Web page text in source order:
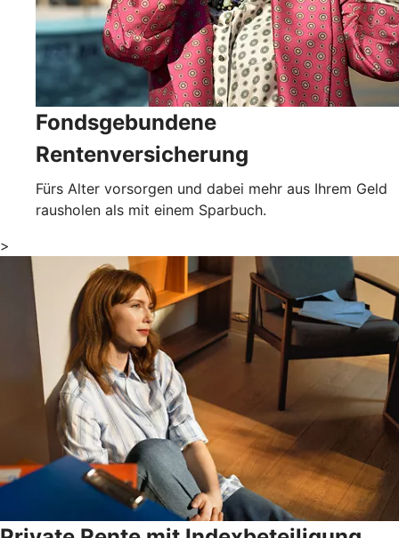
Fondsgebundene
Rentenversicherung
Fürs Alter vorsorgen und dabei mehr aus Ihrem Geld
rausholen als mit einem Sparbuch.
>